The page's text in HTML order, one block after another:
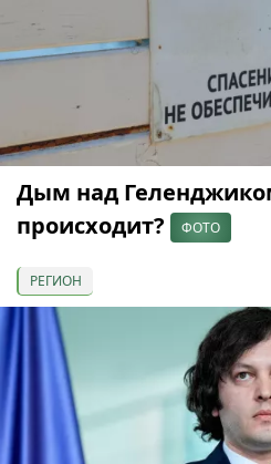
Дым над
происходит?
ФОТО
РЕГИОН